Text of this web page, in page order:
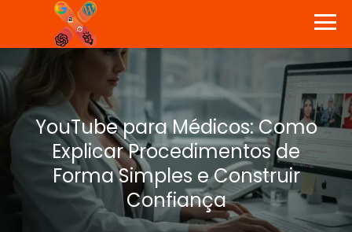
YouTube para Médicos: Como
Explicar Procedimentos de
Forma Simples e Construir
Confiança